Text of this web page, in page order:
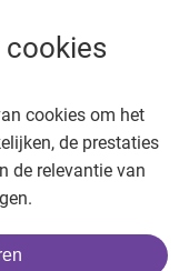
cookies
cookies om het
de prestaties
de relevantie van